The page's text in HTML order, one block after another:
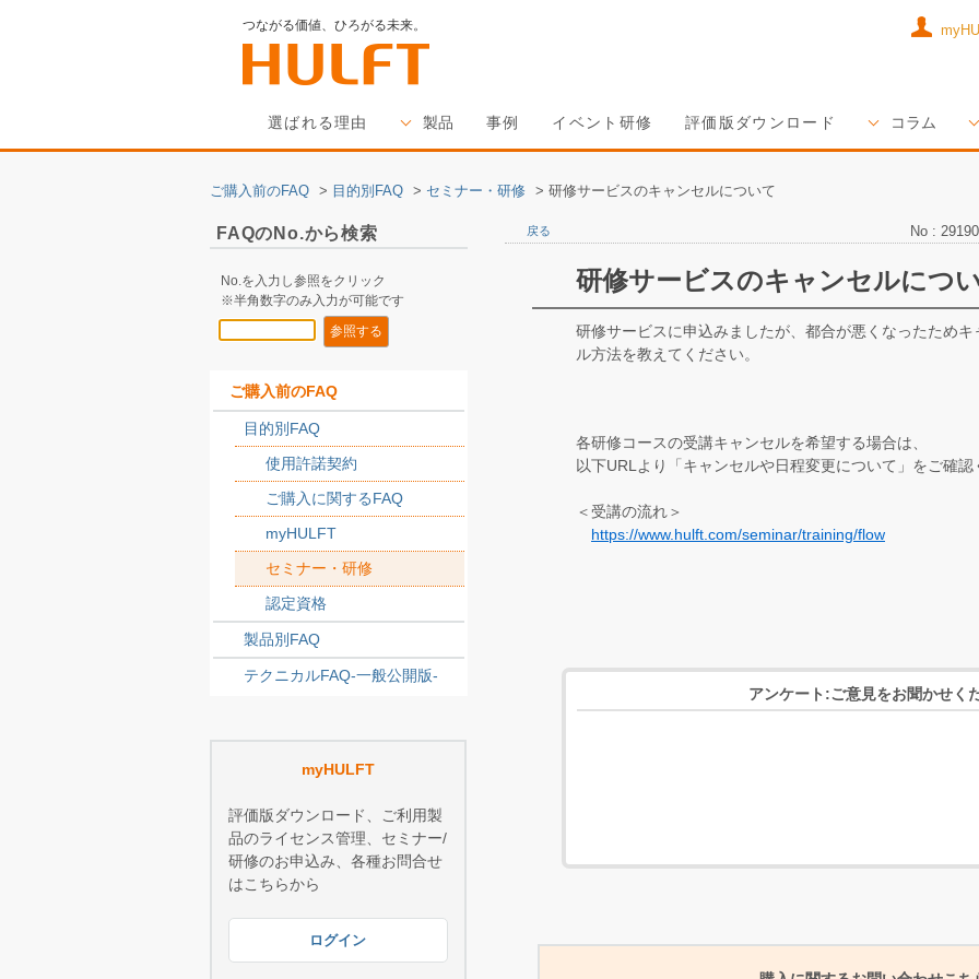
つながる価値、ひろがる未来。
選ばれる理由 製品 事例 イベント研修 評価版ダウンロード コラム
ご購入前のFAQ > 目的別FAQ > セミナー・研修 > 研修サービスのキャンセルについて
FAQのNo.から検索
No.を入力し参照をクリック
※半角数字のみ入力が可能です
ご購入前のFAQ
目的別FAQ
使用許諾契約
ご購入に関するFAQ
myHULFT
セミナー・研修
認定資格
製品別FAQ
テクニカルFAQ-一般公開版-
myHULFT
評価版ダウンロード、ご利用製
品のライセンス管理、セミナー/
研修のお申込み、各種お問合せ
はこちらから
ログイン
戻る No : 29190
研修サービスのキャンセルにつ
研修サービスに申込みましたが、都合が悪くなったため
ル方法を教えてください。
各研修コースの受講キャンセルを希望する場合は、
以下URLより「キャンセルや日程変更について」をご確認
＜受講の流れ＞
https://www.hulft.com/seminar/training/flow
アンケート:ご意見をお聞かせく